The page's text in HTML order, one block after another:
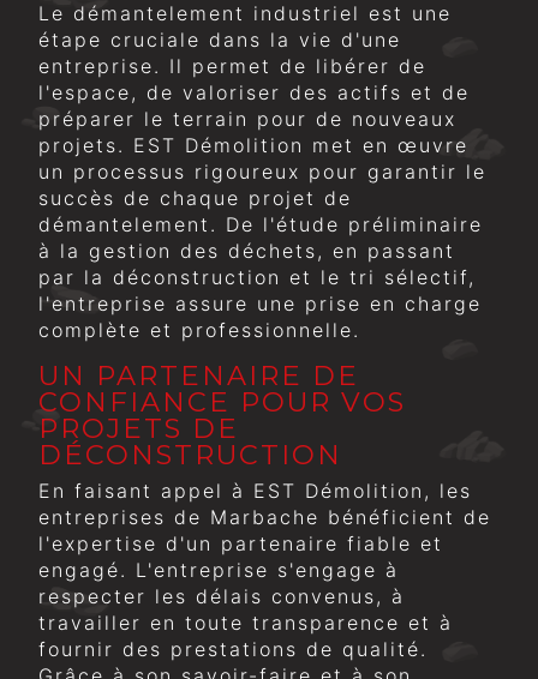
Le démantelement industriel est une
étape cruciale dans la vie d'une
entreprise. Il permet de libérer de
l'espace, de valoriser des actifs et de
préparer le terrain pour de nouveaux
projets. EST Démolition met en œuvre
un processus rigoureux pour garantir le
succès de chaque projet de
démantelement. De l'étude préliminaire
à la gestion des déchets, en passant
par la déconstruction et le tri sélectif,
l'entreprise assure une prise en charge
complète et professionnelle.
UN PARTENAIRE DE
CONFIANCE POUR VOS
PROJETS DE
DÉCONSTRUCTION
En faisant appel à EST Démolition, les
entreprises de Marbache bénéficient de
l'expertise d'un partenaire fiable et
engagé. L'entreprise s'engage à
respecter les délais convenus, à
travailler en toute transparence et à
fournir des prestations de qualité.